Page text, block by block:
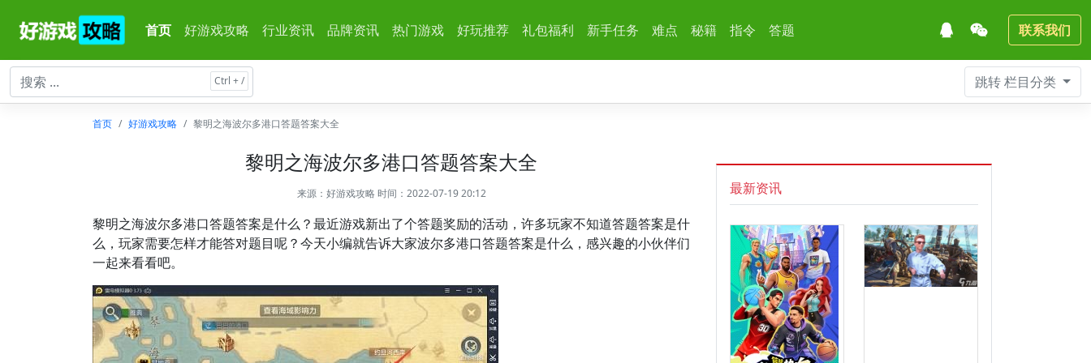
首页 好游戏攻略 行业资讯 品牌资讯 热门游戏 好玩推荐 礼包福利 新手任务 难点 秘籍 指令 答题 联系我们
跳转栏目分类
首页 好游戏攻略 黎明之海波尔多港口答题答案大全
黎明之海波尔多港口答题答案大全
来源： 好游戏攻略时间：2022-07-19 20:12
黎明之海波尔多港口答题答案是什么？最近游戏新出了个答题奖励的活动，许多玩家不知道答题答案是什
么，玩家需要怎样才能答对题目呢？今天小编就告诉大家波尔多港口答题答案是什么，感兴趣的小伙伴们
一起来看看吧。
最新资讯